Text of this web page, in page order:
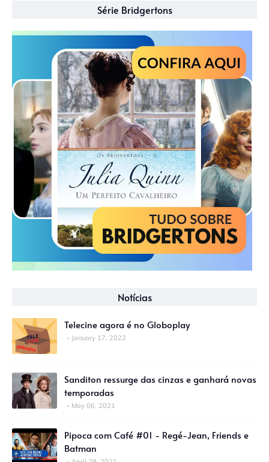
Série Bridgertons
Notícias
Telecine agora é no Globoplay
January 17, 2022
Sanditon ressurge das cinzas e ganhará novas
temporadas
May 06, 2021
Pipoca com Café #01 - Regé-Jean, Friends e
Batman